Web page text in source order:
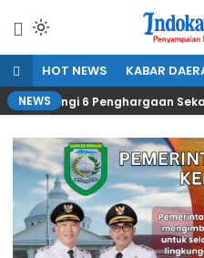
konten
Penyampaian
HOT NEWS KABAR
NEWS6 Penghargaan Sekaligus